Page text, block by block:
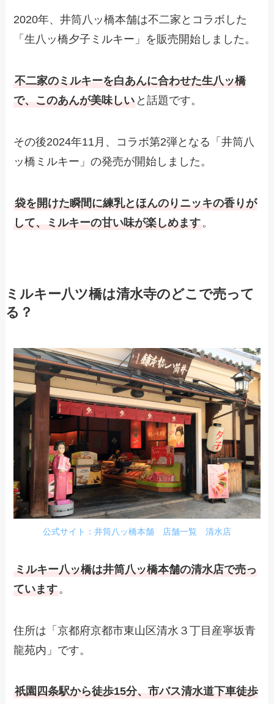
2020年、井筒八ッ橋本舗は不二家とコラボした
「生八ッ橋夕子ミルキー」を販売開始しました。
不二家のミルキーを白あんに合わせた生八ッ橋
で、このあんが美味しい と話題です。
その後2024年11月、コラボ第2弾となる「井筒八
ッ橋ミルキー」の発売が開始しました。
袋を開けた瞬間に練乳とほんのりニッキの香りが
して、ミルキーの甘い味が楽しめます 。
ミルキー八ツ橋は清水寺のどこで売って
る？
公式サイト：井筒八ッ橋本舗 店舗一覧 清水店
ミルキー八ッ橋は井筒八ッ橋本舗の清水店で売っ
ています 。
住所は「京都府京都市東山区清水３丁目産寧坂青
龍苑内」です。
祇園四条駅から徒歩15分、市バス清水道下車徒歩